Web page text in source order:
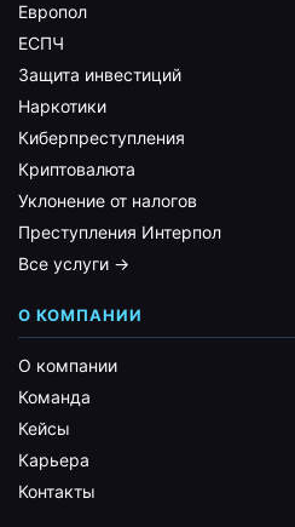
Европол
ЕСПЧ
Защита инвестиций
Наркотики
Киберпреступления
Криптовалюта
Уклонение от налогов
Преступления Интерпол
Все услуги →
О КОМПАНИИ
О компании
Команда
Кейсы
Карьера
Контакты